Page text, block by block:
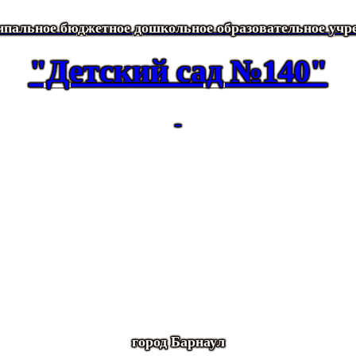
бюджетное дошкольное образовательное
"Детский сад №140"
город Барнаул